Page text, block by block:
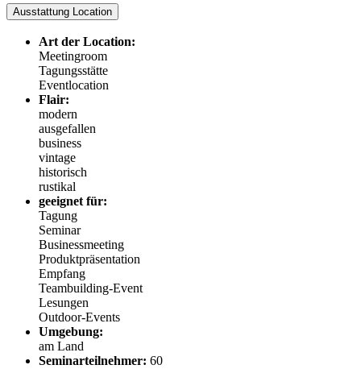
Ausstattung Location
Art der Location:
Meetingroom
Tagungsstätte
Eventlocation
Flair:
modern
ausgefallen
business
vintage
historisch
rustikal
geeignet für:
Tagung
Seminar
Businessmeeting
Produktpräsentation
Empfang
Teambuilding-Event
Lesungen
Outdoor-Events
Umgebung:
am Land
Seminarteilnehmer: 60